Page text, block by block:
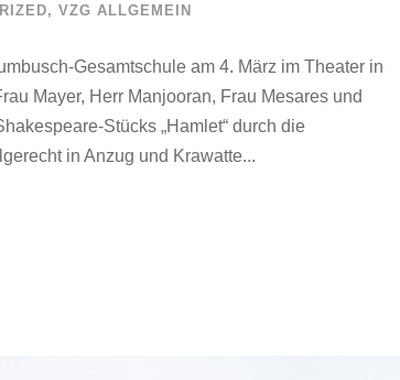
, VZG ALLGEMEIN
Gesamtschule am 4. März im Theater in
Mayer, Herr Manjooran, Frau Mesares und
Stücks „Hamlet“ durch die
in Anzug und Krawatte...